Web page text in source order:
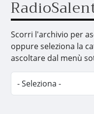
Scorri l'archivio per
oppure seleziona la
ascoltare dal menù